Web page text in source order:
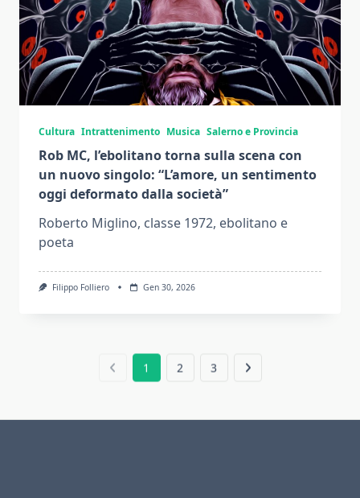
Cultura Intrattenimento Musica Salerno e Provincia
Rob MC, l’ebolitano torna sulla scena con
un nuovo singolo: “L’amore, un sentimento
oggi deformato dalla società”
Roberto Miglino, classe 1972, ebolitano e
poeta
Filippo Folliero Gen 30, 2026
1 2 3